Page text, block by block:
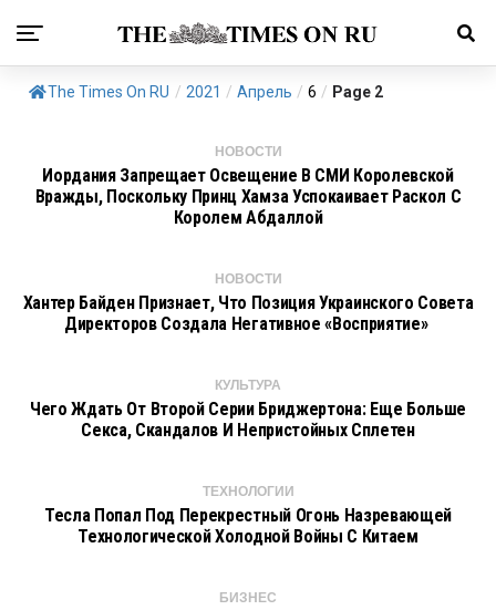
The Times On RU / 2021 / Апрель / 6 / Page 2
НОВОСТИ
Иордания Запрещает Освещение В СМИ Королевской
Вражды, Поскольку Принц Хамза Успокаивает Раскол С
Королем Абдаллой
НОВОСТИ
Хантер Байден Признает, Что Позиция Украинского Совета
Директоров Создала Негативное «восприятие»
КУЛЬТУРА
Чего Ждать От Второй Серии Бриджертона: Еще Больше
Секса, Скандалов И Непристойных Сплетен
ТЕХНОЛОГИИ
Тесла Попал Под Перекрестный Огонь Назревающей
Технологической Холодной Войны С Китаем
БИЗНЕС